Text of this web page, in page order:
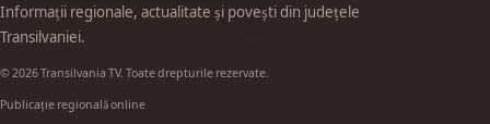
Informații regionale, actualitate și povești din județele
Transilvaniei.
© 2026 Transilvania TV. Toate drepturile rezervate.
Publicație regională online